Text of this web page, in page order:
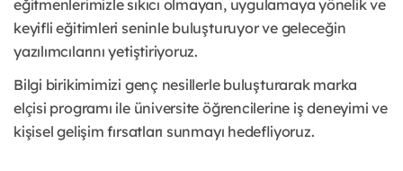
eğitmenlerimizle sıkıcı olmayan, uygulamaya yönelik ve
keyifli eğitimleri seninle buluşturuyor ve geleceğin
yazılımcılarını yetiştiriyoruz.
Bilgi birikimimizi genç nesillerle buluşturarak marka
elçisi programı ile üniversite öğrencilerine iş deneyimi ve
kişisel gelişim fırsatları sunmayı hedefliyoruz.